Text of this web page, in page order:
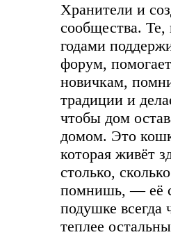
Хранители и
сообщества. Те,
годами
форум, помогает
новичкам,
традиции и
чтобы дом
домом. Это
которая живёт
столько,
помнишь, — её
подушке всегда
теплее